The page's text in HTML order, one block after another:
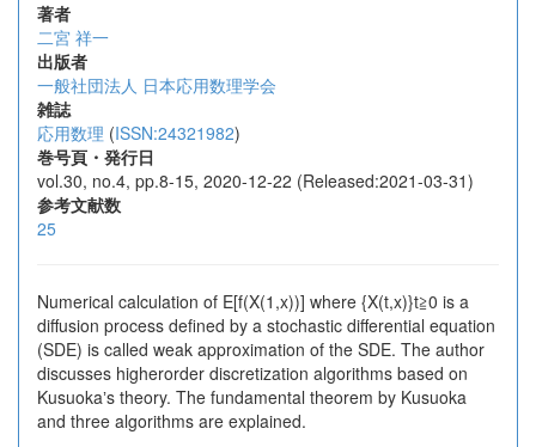
著者
二宮 祥一
出版者
一般社団法人 日本応用数理学会
雑誌
応用数理 (ISSN:24321982)
巻号頁・発行日
vol.30, no.4, pp.8-15, 2020-12-22 (Released:2021-03-31)
参考文献数
25
Numerical calculation of E[f(X(1,x))] where {X(t,x)}t≧0 is a
diffusion process defined by a stochastic differential equation
(SDE) is called weak approximation of the SDE. The author
discusses higherorder discretization algorithms based on
Kusuokaʼs theory. The fundamental theorem by Kusuoka
and three algorithms are explained.